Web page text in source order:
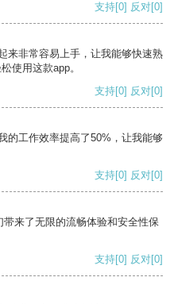
支持[0] 反对[0]
来非常容易上手，让我能够快速熟
使用这款app。
支持[0] 反对[0]
的工作效率提高了50%，让我能够
支持[0] 反对[0]
来了无限的流畅体验和安全性保
支持[0] 反对[0]